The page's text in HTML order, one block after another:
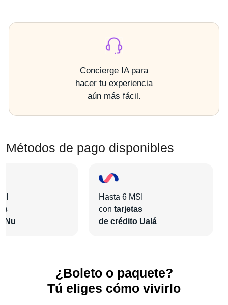
Concierge IA para
hacer tu experiencia
aún más fácil.
Métodos de pago disponibles
Nu
Hasta 6 MSI
con tarjetas
de crédito Ualá
¿Boleto o paquete?
Tú eliges cómo vivirlo